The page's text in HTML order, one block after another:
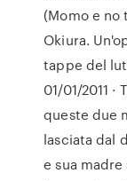
(Momo e no
Okiura.
tappe del
01/01/2011
queste due
lasciata dal
e sua